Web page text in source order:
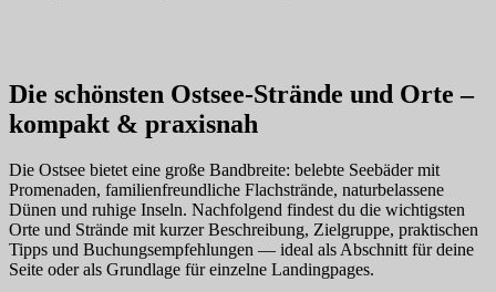
Die schönsten Ostsee‑Strände und Orte –
kompakt & praxisnah
Die Ostsee bietet eine große Bandbreite: belebte Seebäder mit
Promenaden, familienfreundliche Flachstrände, naturbelassene
Dünen und ruhige Inseln. Nachfolgend findest du die wichtigsten
Orte und Strände mit kurzer Beschreibung, Zielgruppe, praktischen
Tipps und Buchungsempfehlungen — ideal als Abschnitt für deine
Seite oder als Grundlage für einzelne Landingpages.